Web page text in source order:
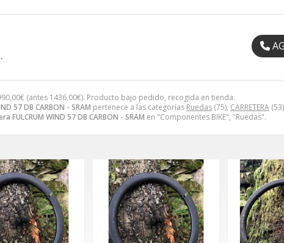
€ (antes 1436,00€). Producto bajo pedido, recogida en tienda.
57 DB CARBON - SRAM pertenece a las categorías Ruedas (75), CARRETERA
FULCRUM WIND 57 DB CARBON - SRAM en "Componentes BIKE", "Ruedas".